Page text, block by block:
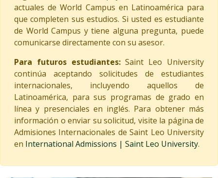
actuales de World Campus en Latinoamérica para
que completen sus estudios. Si usted es estudiante
de World Campus y tiene alguna pregunta, puede
comunicarse directamente con su asesor.
Para futuros estudiantes:Saint Leo University
continúa aceptando solicitudes de estudiantes
internacionales, incluyendo aquellos de
Latinoamérica, para sus programas de grado en
línea y presenciales en inglés. Para obtener más
información o enviar su solicitud, visite la página de
Admisiones Internacionales de Saint Leo University
en International Admissions | Saint Leo University.